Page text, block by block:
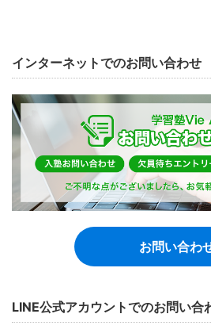
インターネットでのお問い合わせ
お問い合わ
LINE公式アカウントでのお問い合